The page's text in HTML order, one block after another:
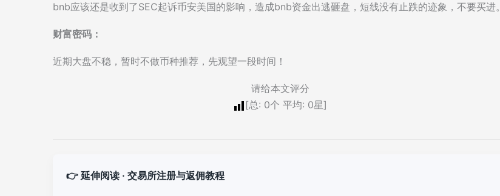
bnb应该还是收到了SEC起诉币安美国的影响，造成bnb资金出逃砸盘，短线没有止跌的迹象，不要买进。
财富密码：
近期大盘不稳，暂时不做币种推荐，先观望一段时间！
请给本文评分
[总: 0个 平均: 0星]
👉 延伸阅读 · 交易所注册与返佣教程